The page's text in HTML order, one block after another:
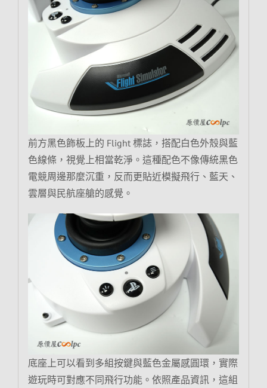
前方黑色飾板上的 Flight 標誌，搭配白色外殼與藍
色線條，視覺上相當乾淨。這種配色不像傳統黑色
電競周邊那麼沉重，反而更貼近模擬飛行、藍天、
雲層與民航座艙的感覺。
底座上可以看到多組按鍵與藍色金屬感圓環，實際
遊玩時可對應不同飛行功能。依照產品資訊，這組